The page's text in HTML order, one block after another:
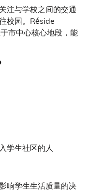
注与学校之间的交通
校园。Réside
市中心核心地段，能
学生社区的人
响学生生活质量的决